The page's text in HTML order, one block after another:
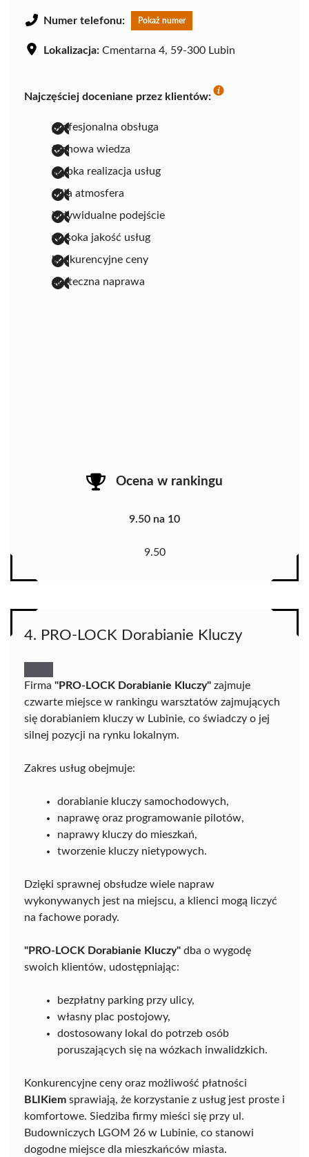
Numer telefonu: Pokaż numer
Lokalizacja: Cmentarna 4, 59-300 Lubin
Najczęściej doceniane przez klientów:
profesjonalna obsługa
fachowa wiedza
szybka realizacja usług
miła atmosfera
indywidualne podejście
wysoka jakość usług
konkurencyjne ceny
skuteczna naprawa
Ocena w rankingu
9.50 na 10
9.50
4. PRO-LOCK Dorabianie Kluczy
Firma "PRO-LOCK Dorabianie Kluczy" zajmuje
czwarte miejsce w rankingu warsztatów zajmujących
się dorabianiem kluczy w Lubinie, co świadczy o jej
silnej pozycji na rynku lokalnym.
Zakres usług obejmuje:
dorabianie kluczy samochodowych,
naprawę oraz programowanie pilotów,
naprawy kluczy do mieszkań,
tworzenie kluczy nietypowych.
Dzięki sprawnej obsłudze wiele napraw
wykonywanych jest na miejscu, a klienci mogą liczyć
na fachowe porady.
"PRO-LOCK Dorabianie Kluczy" dba o wygodę
swoich klientów, udostępniając:
bezpłatny parking przy ulicy,
własny plac postojowy,
dostosowany lokal do potrzeb osób
poruszających się na wózkach inwalidzkich.
Konkurencyjne ceny oraz możliwość płatności
BLIKiem sprawiają, że korzystanie z usług jest proste i
komfortowe. Siedziba firmy mieści się przy ul.
Budowniczych LGOM 26 w Lubinie, co stanowi
dogodne miejsce dla mieszkańców miasta.